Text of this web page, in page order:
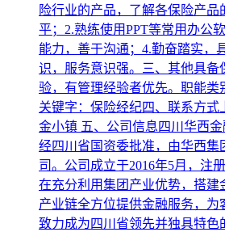
险行业的产品，了解各保险产品
平；2.熟练使用PPT等常用办公
能力，善于沟通；4.勤奋踏实，
识，服务意识强。三、其他具备
验，有管理经验者优先。职能类
关键字：保险经纪四、联系方式
金小镇 五、公司信息四川华西
经四川省国资委批准，由华西集
司。公司成立于2016年5月，注
在充分利用集团产业优势，搭建
产业链全方位提供金融服务，为
致力成为四川省领先并独具特色